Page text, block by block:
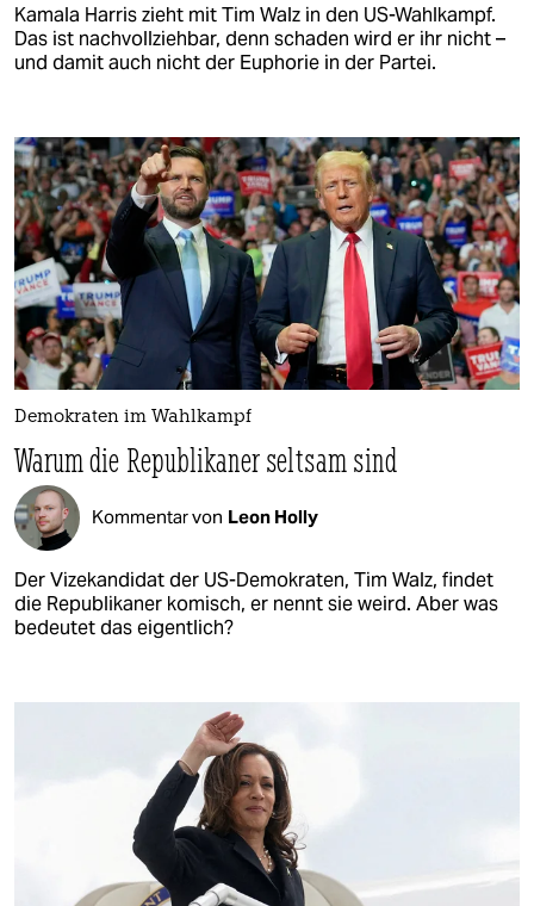
Kamala Harris zieht mit Tim Walz in den US-Wahlkampf.
Das ist nachvollziehbar, denn schaden wird er ihr nicht –
und damit auch nicht der Euphorie in der Partei.
Demokraten im Wahlkampf
Warum die Republikaner seltsam sind
Kommentar von Leon Holly
Der Vizekandidat der US-Demokraten, Tim Walz, findet
die Republikaner komisch, er nennt sie weird. Aber was
bedeutet das eigentlich?